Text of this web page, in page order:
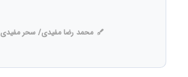
محمد رضا مفیدی/ سحر مفیدی